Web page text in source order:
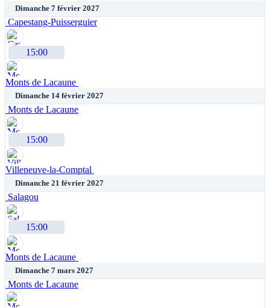
Dimanche 7 février 2027
Capestang-Puisserguier
15:00
Monts de Lacaune
Dimanche 14 février 2027
Monts de Lacaune
15:00
Villeneuve-la-Comptal
Dimanche 21 février 2027
Salagou
15:00
Monts de Lacaune
Dimanche 7 mars 2027
Monts de Lacaune